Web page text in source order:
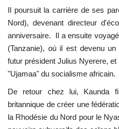
Références
Gallery
Nos Partenaires
opportunités
Language
Il poursuit la carrière de ses
Nord), devenant directeur
anniversaire. Il a ensuite
(Tanzanie), où il est devenu
futur président Julius Nyerere,
"Ujamaa" du socialisme africain.
De retour chez lui, Kaunda
britannique de créer une
la Rhodésie du Nord pour le